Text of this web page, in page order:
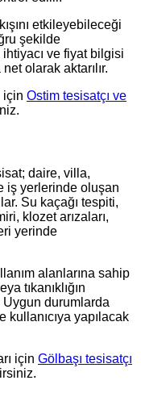
etkileyebileceği
şekilde
ve fiyat bilgisi
olarak aktarılır.
için Ostim tesisatçı ve
daire, villa,
iş yerlerinde oluşan
Su kaçağı tespiti,
klozet arızaları,
yerinde
alanlarına sahip
tıkanıklığın
Uygun durumlarda
kullanıcıya yapılacak
için Gölbaşı tesisatçı